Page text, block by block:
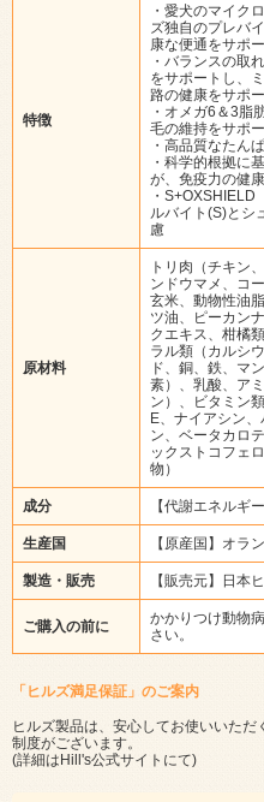
特徴
・愛犬のマイク
ズ独自のプレバ
康な便通をサポ
・バランスの取
をサポートし、
路の健康をサポ
・オメガ6＆3脂
毛の維持をサポ
・高品質なたん
・科学的根拠に
が、免疫力の健
・S+OXSHIELD
ルバイト(S)とシ
慮
原材料
トリ肉（チキン
ンドウマメ、コ
玄米、動物性油
ツ油、ピーカン
クエキス、柑橘
ラル類（カルシ
ド、銅、鉄、マ
素）、乳酸、ア
ン）、ビタミン
E、ナイアシン
ン、ベータカロ
ックストコフェ
物）
成分 【代謝エネルギ
生産国 【原産国】オラ
製造・販売 【販売元】日本
ご購入の前に
かかりつけ動物
さい。
「ヒルズ満足保証」のご案内
ヒルズ製品は、安心してお使いいた
制度がございます。
(詳細はHill's公式サイト にて)